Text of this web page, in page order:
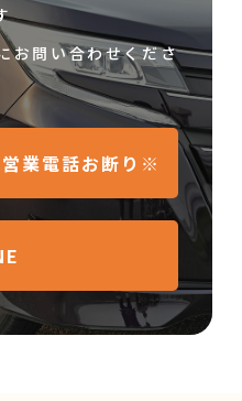
お問い合わせくださ
業電話お断り※